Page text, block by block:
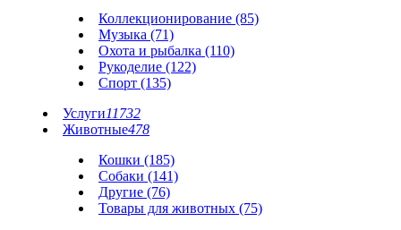
Коллекционирование (85)
Музыка (71)
Охота и рыбалка (110)
Рукоделие (122)
Спорт (135)
Услуги11732
Животные478
Кошки (185)
Собаки (141)
Другие (76)
Товары для животных (75)